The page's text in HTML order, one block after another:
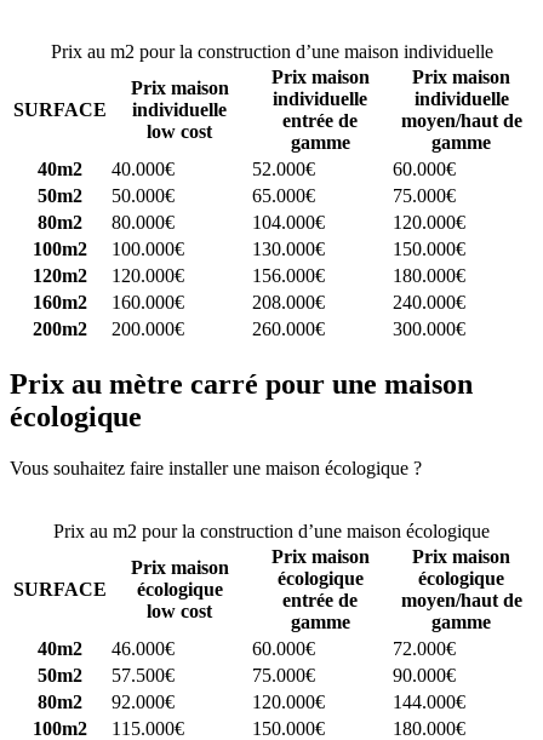
Prix au m2 pour la construction d’une maison individuelle
SURFACE
Prix maison
individuelle
low cost
Prix maison
individuelle
entrée de
gamme
Prix maison
individuelle
moyen/haut de
gamme
40m2
40.000€ 52.000€
60.000€
50m2
50.000€ 65.000€
75.000€
80m2
80.000€ 104.000€
120.000€
100m2
100.000€ 130.000€
150.000€
120m2
120.000€ 156.000€
180.000€
160m2
160.000€ 208.000€
240.000€
200m2
200.000€ 260.000€ 300.000€
Prix au mètre carré pour une maison
écologique
Vous souhaitez faire installer une maison écologique ?
Prix au m2 pour la construction d’une maison écologique
SURFACE
Prix maison
écologique
low cost
Prix maison
écologique
entrée de
gamme
Prix maison
écologique
moyen/haut de
gamme
40m2
46.000€ 60.000€
72.000€
50m2
57.500€ 75.000€
90.000€
80m2
92.000€ 120.000€
144.000€
100m2
115.000€ 150.000€
180.000€